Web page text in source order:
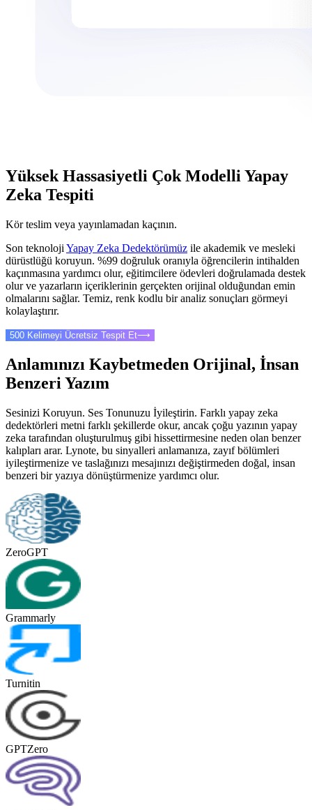
Yüksek Hassasiyetli Çok Modelli Yapay
Zeka Tespiti
Kör teslim veya yayınlamadan kaçının.
Son teknoloji Yapay Zeka Dedektörümüz ile akademik ve mesleki
dürüstlüğü koruyun. %99 doğruluk oranıyla öğrencilerin intihalden
kaçınmasına yardımcı olur, eğitimcilere ödevleri doğrulamada destek
olur ve yazarların içeriklerinin gerçekten orijinal olduğundan emin
olmalarını sağlar. Temiz, renk kodlu bir analiz sonuçları görmeyi
kolaylaştırır.
500 Kelimeyi Ücretsiz Tespit Et⟶
Anlamınızı Kaybetmeden Orijinal, İnsan
Benzeri Yazım
Sesinizi Koruyun. Ses Tonunuzu İyileştirin. Farklı yapay zeka
dedektörleri metni farklı şekillerde okur, ancak çoğu yazının yapay
zeka tarafından oluşturulmuş gibi hissettirmesine neden olan benzer
kalıpları arar. Lynote, bu sinyalleri anlamanıza, zayıf bölümleri
iyileştirmenize ve taslağınızı mesajınızı değiştirmeden doğal, insan
benzeri bir yazıya dönüştürmenize yardımcı olur.
ZeroGPT
Grammarly
Turnitin
GPTZero